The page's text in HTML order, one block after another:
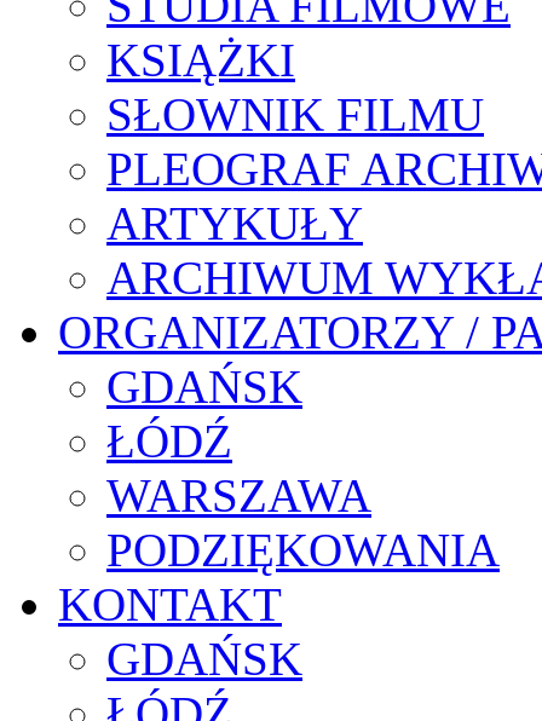
KSIĄŻKI
SŁOWNIK FILMU
PLEOGRAF
ARTYKUŁY
ARCHIWUM
ORGANIZATORZY /
GDAŃSK
ŁÓDŹ
WARSZAWA
PODZIĘKOWANIA
KONTAKT
GDAŃSK